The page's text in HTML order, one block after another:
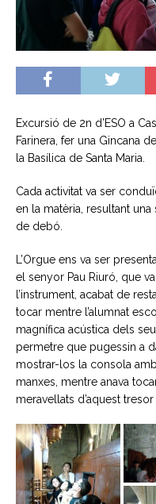
Excursió de 2n d’ESO a
Farinera, fer una Gincana
la Basílica de Santa Maria.
Cada activitat va ser
en la matèria, resultant
de debó.
L’Orgue ens va ser
el senyor Pau Riuró, que
l’instrument, acabat de
tocar mentre l’alumnat
magnífica acústica dels
permetre que pugessin a
mostrar-los la consola
manxes, mentre anava
meravellats d’aquest